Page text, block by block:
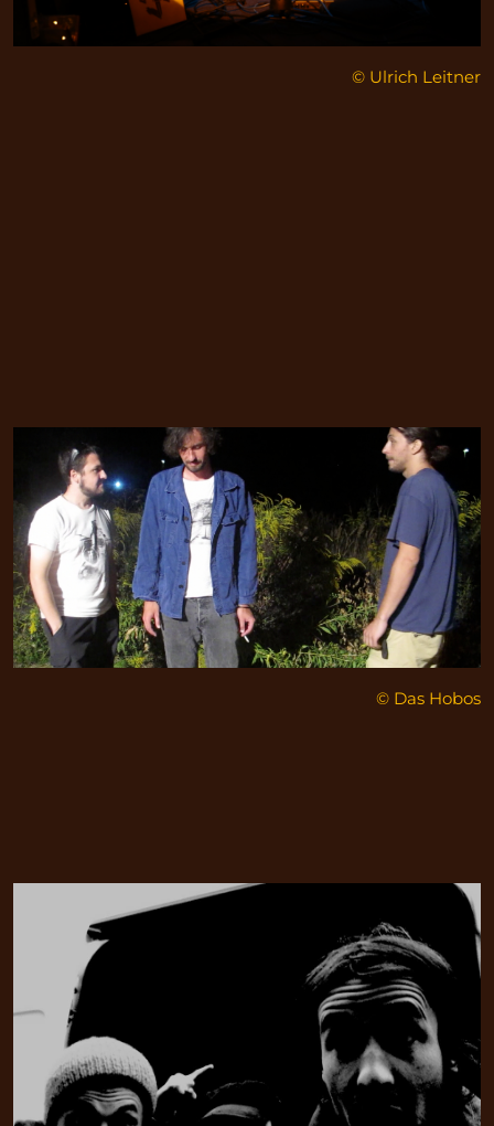
© Ulrich Leitner
© Das Hobos